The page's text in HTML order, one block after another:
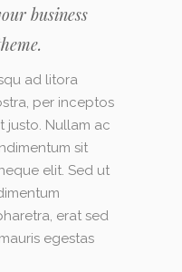
business
ad litora
per inceptos
justo. Nullam ac
sit
elit. Sed ut
erat sed
egestas